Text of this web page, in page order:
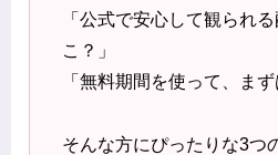
「公式で安心して観られ
こ？」
「無料期間を使って、ま
そんな方にぴったりな3つ